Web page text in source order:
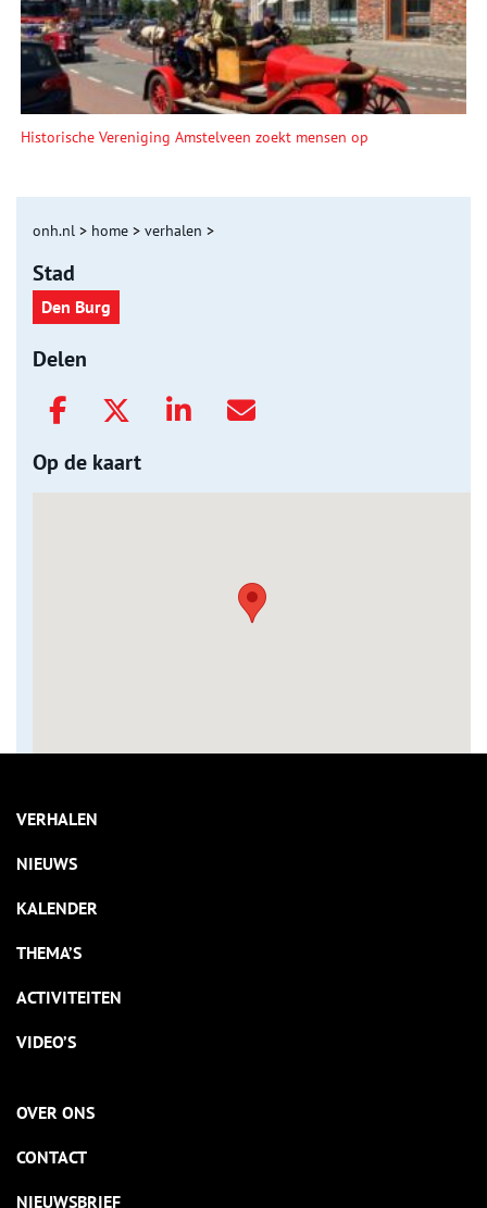
Historische Vereniging Amstelveen zoekt mensen op
onh.nl > home > verhalen >
Stad
Den Burg
Delen
Op de kaart
VERHALEN
NIEUWS
KALENDER
THEMA’S
ACTIVITEITEN
VIDEO’S
OVER ONS
CONTACT
NIEUWSBRIEF